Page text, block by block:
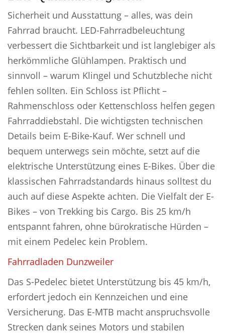
Sicherheit und Ausstattung – alles, was dein
Fahrrad braucht. LED-Fahrradbeleuchtung
verbessert die Sichtbarkeit und ist langlebiger als
herkömmliche Glühlampen. Praktisch und
sinnvoll – warum Klingel und Schutzbleche nicht
fehlen sollten. Ein Schloss ist Pflicht –
Rahmenschloss oder Kettenschloss helfen gegen
Fahrraddiebstahl. Die wichtigsten technischen
Details beim E-Bike-Kauf. Wer schnell und
bequem unterwegs sein möchte, setzt auf die
elektrische Unterstützung eines E-Bikes. Über die
klassischen Fahrradstandards hinaus solltest du
auch auf diese Aspekte achten. Die Vielfalt der E-
Bikes – von Trekking bis Cargo. Bis 25 km/h
entspannt fahren, ohne bürokratische Hürden –
mit einem Pedelec kein Problem.
Fahrradladen Dunzweiler
Das S-Pedelec bietet Unterstützung bis 45 km/h,
erfordert jedoch ein Kennzeichen und eine
Versicherung. Das E-MTB macht anspruchsvolle
Strecken dank seines Motors und stabilen